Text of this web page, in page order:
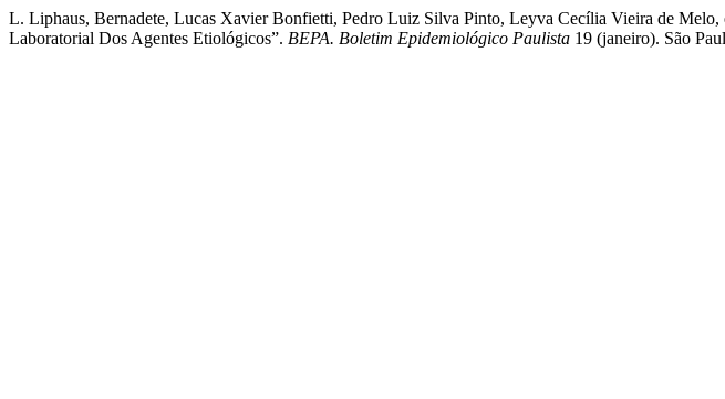
L. Liphaus, Bernadete, Lucas Xavier Bonfietti, Pedro Luiz Silva Pinto, Leyva Cecília Vieira de
Laboratorial Dos Agentes Etiológicos”. BEPA. Boletim Epidemiológico Paulista 19 (janeiro). São